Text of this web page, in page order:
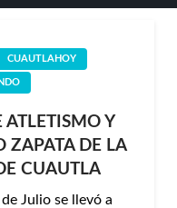
CUAUTLAHOY
ATLETISMO Y
ZAPATA DE LA
CUAUTLA
Julio se llevó a